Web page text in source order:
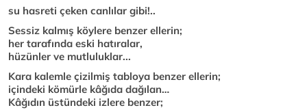
su hasreti çeken canlılar gibi!..
Sessiz kalmış köylere benzer ellerin;
her tarafında eski hatıralar,
hüzünler ve mutluluklar...
Kara kalemle çizilmiş tabloya benzer ellerin;
içindeki kömürle kâğıda dağılan…
Kâğıdın üstündeki izlere benzer;